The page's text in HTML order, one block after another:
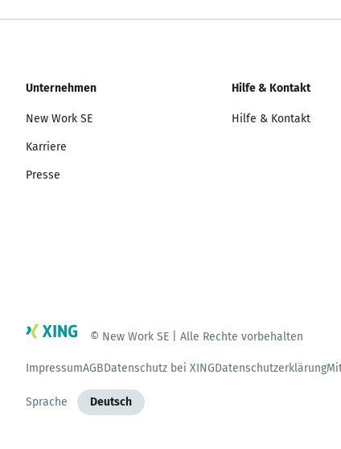
Unternehmen
New Work SE
Karriere
Presse
Hilfe & Kontakt
Hilfe & Kontakt
© New Work SE | Alle Rechte vorbehalten
ImpressumAGBDatenschutz bei XINGDatenschutzerklärung
Sprache Deutsch